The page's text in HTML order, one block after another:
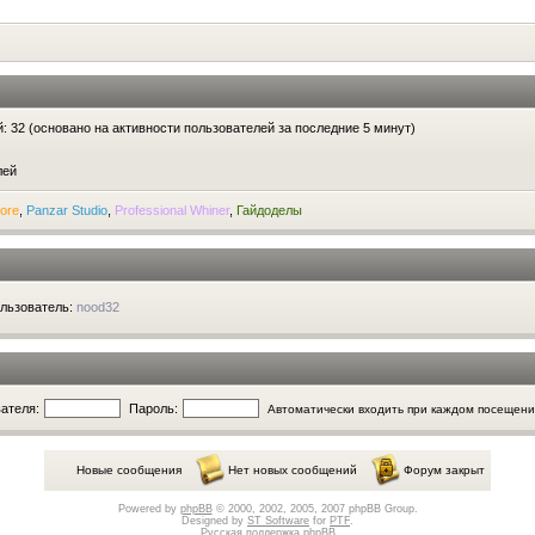
32 (основано на активности пользователей за последние 5 минут)
Panzar Studio Professional Whiner, Гайдоделы
nood32
Пароль: Автоматически входить при каждом
Новые сообщения Нет новых сообщений Форум закрыт
Powered by phpBB© 2000, 2002, 2005, 2007 phpBB Group.
Designed by ST Software for PTF.
Русская поддержка phpBB